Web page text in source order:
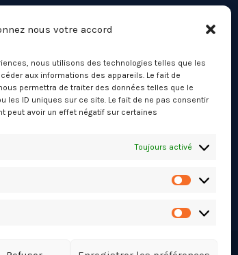
nous votre accord
nous utilisons des technologies telles que les
aux informations des appareils. Le fait de
permettra de traiter des données telles que le
les ID uniques sur ce site. Le fait de ne pas consentir
peut avoir un effet négatif sur certaines
Toujours activé
Marketing
légales
partenaires
de confidentialité